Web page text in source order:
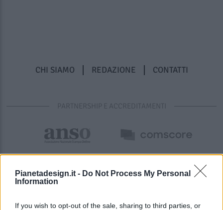
Pianetadesign.it - Do Not Process My Personal
Information
If you wish to opt-out of the sale, sharing to third parties, or
CHI SIAMO REDAZIONE CONTATTI
PARTNERSHIP E ACCREDITAMENTI